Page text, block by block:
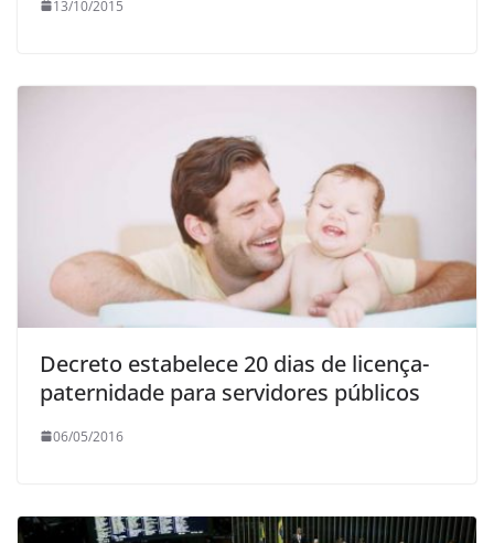
13/10/2015
Decreto estabelece 20 dias de licença-
paternidade para servidores públicos
06/05/2016